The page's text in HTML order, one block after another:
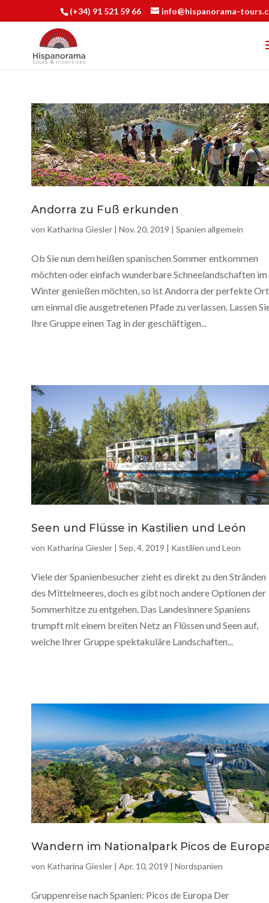
(+34) 91 521 59 66 info@hispanorama-
Andorra zu Fuß erkunden
von Katharina Giesler | Nov. 20, 2019 | Spanien allgemein
Ob Sie nun dem heißen spanischen Sommer entkommen
möchten oder einfach wunderbare Schneelandschaften im
Winter genießen möchten, so ist Andorra der perfekte
um einmal die ausgetretenen Pfade zu verlassen. Lassen
Ihre Gruppe einen Tag in der geschäftigen...
Seen und Flüsse in Kastilien und León
von Katharina Giesler | Sep. 4, 2019 | Kastilien und Leon
Viele der Spanienbesucher zieht es direkt zu den Stränden
des Mittelmeeres, doch es gibt noch andere Optionen der
Sommerhitze zu entgehen. Das Landesinnere Spaniens
trumpft mit einem breiten Netz an Flüssen und Seen auf,
welche Ihrer Gruppe spektakuläre Landschaften...
Wandern im Nationalpark Picos de
von Katharina Giesler | Apr. 10, 2019 | Nordspanien
Gruppenreise nach Spanien: Picos de Europa Der